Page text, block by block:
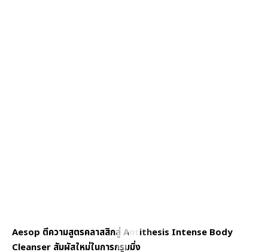
Aesop ตีความสูตรคลาสสิกสู่ Antithesis Intense Body
Cleanser สัมผัสใหม่ในการกรูมมิ่ง